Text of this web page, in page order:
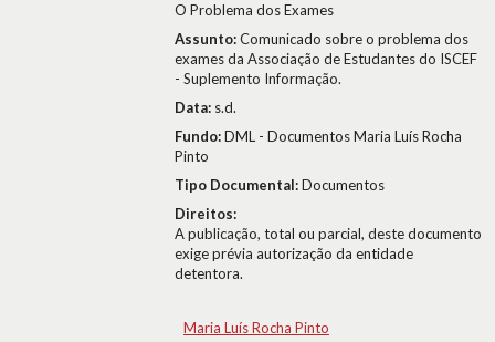
O Problema dos Exames
Assunto:Comunicado sobre o problema dos
exames da Associação de Estudantes do ISCEF
- Suplemento Informação.
Data: s.d.
Fundo:DML - Documentos Maria Luís Rocha
Pinto
Tipo Documental:Documentos
Direitos:
A publicação, total ou parcial, deste documento
exige prévia autorização da entidade
detentora.
Maria Luís Rocha Pinto